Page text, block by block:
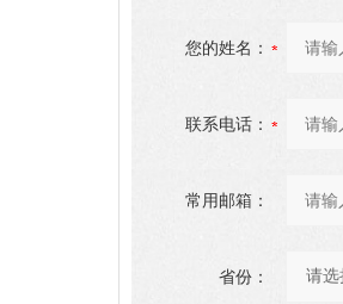
您的姓名：
联系电话：
常用邮箱：
省份：